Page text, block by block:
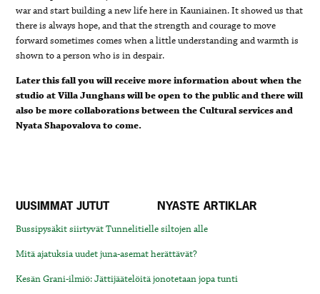
war and start building a new life here in Kauniainen. It showed us that
there is always hope, and that the strength and courage to move
forward sometimes comes when a little understanding and warmth is
shown to a person who is in despair.
Later this fall you will receive more information about when the
studio at Villa Junghans will be open to the public and there will
also be more collaborations between the Cultural services and
Nyata Shapovalova to come.
UUSIMMAT JUTUT NYASTE ARTIKLAR
Bussipysäkit siirtyvät Tunnelitielle siltojen alle
Mitä ajatuksia uudet juna-asemat herättävät?
Kesän Grani-ilmiö: Jättijäätelöitä jonotetaan jopa tunti